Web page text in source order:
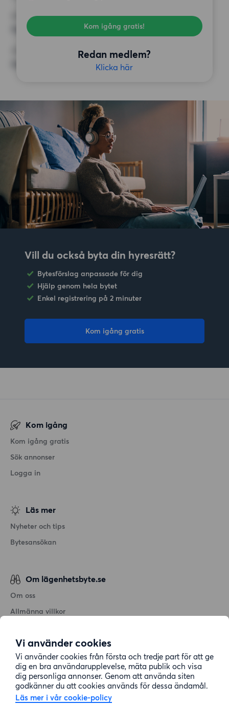
Vi använder cookies
Vi använder cookies från första och tredje part för att ge
dig en bra användarupplevelse, mäta publik och visa
dig personliga annonser. Genom att använda siten
godkänner du att cookies används för dessa ändamål.
Läs mer i vår cookie-policy
Kom igång gratis!
Redan medlem?
Klicka här
Inga speciella krav
ÖVRIGA PREFERENSER
Inga speciella preferenser
Vill du också byta din hyresrätt?
Bytesförslag anpassade för dig
Hjälp genom hela bytet
Enkel registrering på 2 minuter
Kom igång gratis
Kom igång
Kom igång gratis
Sök annonser
Logga in
Läs mer
Nyheter och tips
Bytesansökan
Om lägenhetsbyte.se
Om oss
Allmänna villkor
Cookiepolicy
Sitemap
Kundtjänst